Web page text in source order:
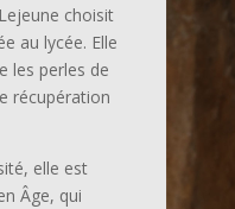
choisit
au lycée. Elle
les perles de
récupération
elle est
Âge, qui